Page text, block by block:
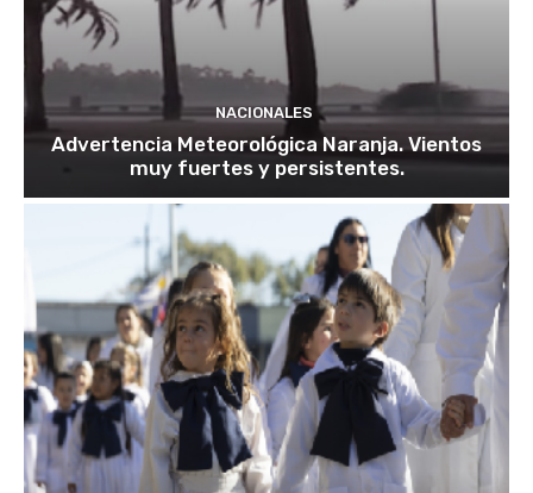
NACIONALES
Advertencia Meteorológica Naranja. Vientos
muy fuertes y persistentes.